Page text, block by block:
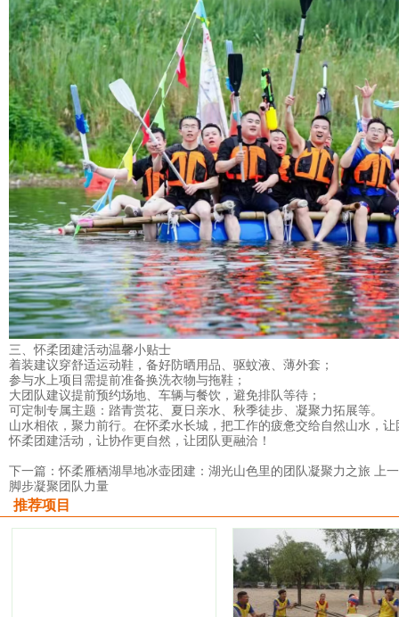
三、怀柔团建活动温馨小贴士
着装建议穿舒适运动鞋，备好防晒用品、驱蚊液、薄外套；
参与水上项目需提前准备换洗衣物与拖鞋；
大团队建议提前预约场地、车辆与餐饮，避免排队等待；
可定制专属主题：踏青赏花、夏日亲水、秋季徒步、凝聚力拓展等。
山水相依，聚力前行。在怀柔水长城，把工作的疲惫交给自然山水，
怀柔团建活动，让协作更自然，让团队更融洽！
下一篇：怀柔雁栖湖旱地冰壶团建：湖光山色里的团队凝聚力之旅 上
脚步凝聚团队力量
推荐项目